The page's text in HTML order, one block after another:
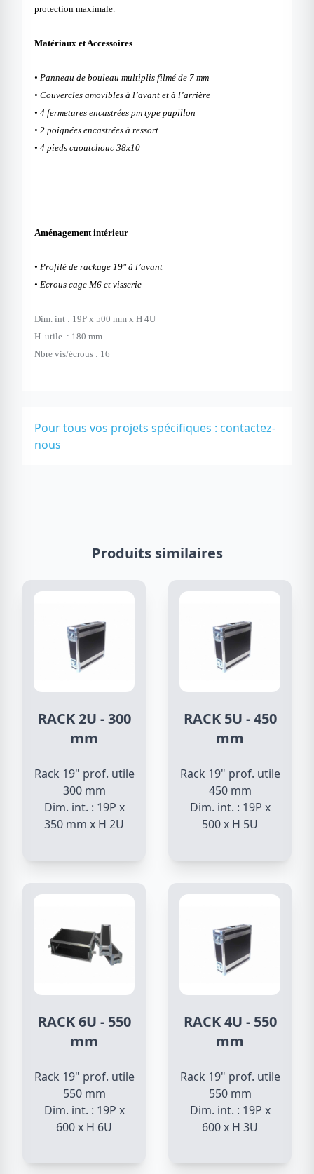
protection maximale.
Matériaux et Accessoires
• Panneau de bouleau multiplis filmé de 7 mm
• Couvercles amovibles à l’avant et à l’arrière
• 4 fermetures encastrées pm type papillon
• 2 poignées encastrées à ressort
• 4 pieds caoutchouc 38x10
Aménagement intérieur
• Profilé de rackage 19" à l’avant
• Ecrous cage M6 et visserie
Dim. int : 19P x 500 mm x H 4U
H. utile : 180 mm
Nbre vis/écrous : 16
Pour tous vos projets spécifiques : contactez-
nous
Produits similaires
RACK 2U - 300
mm
Rack 19" prof. utile
300 mm
Dim. int. : 19P x
350 mm x H 2U
RACK 5U - 450
mm
Rack 19" prof. utile
450 mm
Dim. int. : 19P x
500 x H 5U
RACK 6U - 550
mm
Rack 19" prof. utile
550 mm
Dim. int. : 19P x
600 x H 6U
RACK 4U - 550
mm
Rack 19" prof. utile
550 mm
Dim. int. : 19P x
600 x H 3U